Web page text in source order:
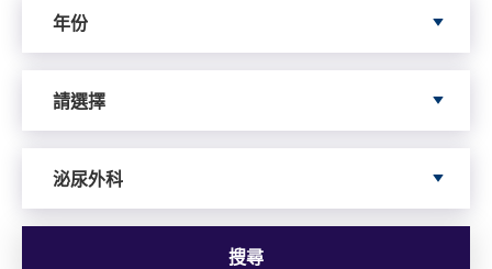
年份
請選擇
泌尿外科
搜尋